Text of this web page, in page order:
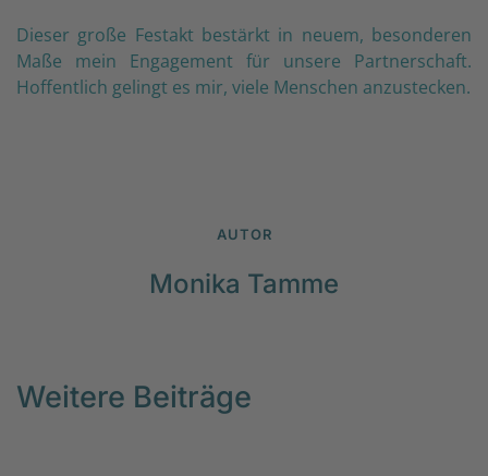
Dieser große Festakt bestärkt in neuem, besonderen
Maße mein Engagement für unsere Partnerschaft.
Hoffentlich gelingt es mir, viele Menschen anzustecken.
AUTOR
Monika Tamme
Weitere Beiträge